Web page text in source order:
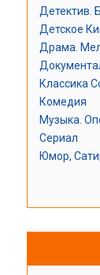
Детектив.
Детское
Драма.
Классика
Комедия
Музыка.
Сериал
Юмор,